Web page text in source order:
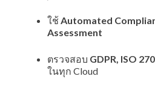
ใช้ Automated
Assessment
ตรวจสอบ GDPR, ISO
ในทุก Cloud